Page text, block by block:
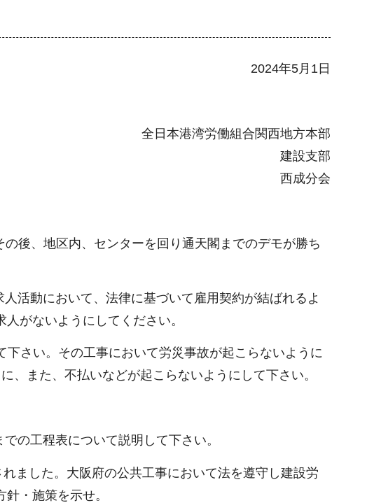
2024年5月1日
全日本港湾労働組合関西地方本部
建設支部
西成分会
後、地区内、センターを回り通天閣までのデモが勝ち
活動において、法律に基づいて雇用契約が結ばれるよ
がないようにしてください。
さい。その工事において労災事故が起こらないように
また、不払いなどが起こらないようにして下さい。
の工程表について説明して下さい。
ました。大阪府の公共工事において法を遵守し建設労
・施策を示せ。